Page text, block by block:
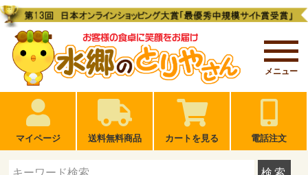
メニュー
マイページ 送料無料商品 カートを見る 電話注文
検索